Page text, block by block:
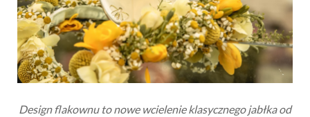
Design flakownu to nowe wcielenie klasycznego jabłka od